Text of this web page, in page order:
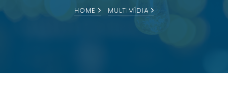
HOME MULTIMÍDIA